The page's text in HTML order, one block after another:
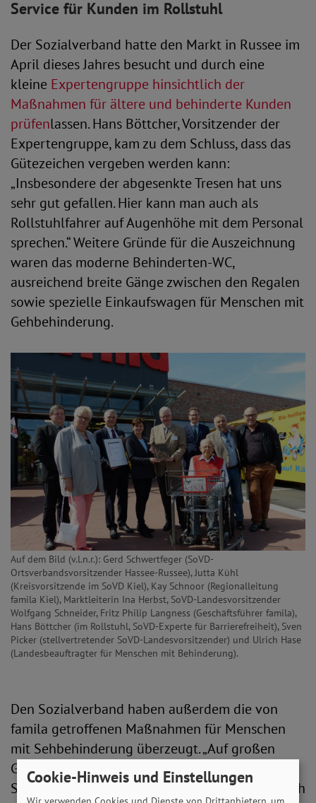
Service für Kunden im Rollstuhl
Der Sozialverband hatte den Markt in Russee im
April dieses Jahres besucht und durch eine
kleine Expertengruppe hinsichtlich der
Maßnahmen für ältere und behinderte Kunden
prüfenlassen. Hans Böttcher, Vorsitzender der
Expertengruppe, kam zu dem Schluss, dass das
Gütezeichen vergeben werden kann:
„Insbesondere der abgesenkte Tresen hat uns
sehr gut gefallen. Hier kann man auch als
Rollstuhlfahrer auf Augenhöhe mit dem Personal
sprechen.“ Weitere Gründe für die Auszeichnung
waren das moderne Behinderten-WC,
ausreichend breite Gänge zwischen den Regalen
sowie spezielle Einkaufswagen für Menschen mit
Gehbehinderung.
Auf dem Bild (v.l.n.r.): Gerd Schwertfeger (SoVD-
Ortsverbandsvorsitzender Hassee-Russee), Jutta Kühl
(Kreisvorsitzende im SoVD Kiel), Kay Schnoor (Regionalleitung
famila Kiel), Marktleiterin Ina Herbst, SoVD-Landesvorsitzender
Wolfgang Schneider, Fritz Philip Langness (Geschäftsführer famila),
Hans Böttcher (im Rollstuhl, SoVD-Experte für Barrierefreiheit), Sven
Picker (stellvertretender SoVD-Landesvorsitzender) und Ulrich Hase
(Landesbeauftragter für Menschen mit Behinderung).
Den Sozialverband haben außerdem die von
famila getroffenen Maßnahmen für Menschen
mit Sehbehinderung überzeugt. „Auf großen
Glasflächen finden sich im ganzen Markt farbige
Schriftzüge, so dass man dort nicht versehentlich
Cookie-Hinweis und Einstellungen